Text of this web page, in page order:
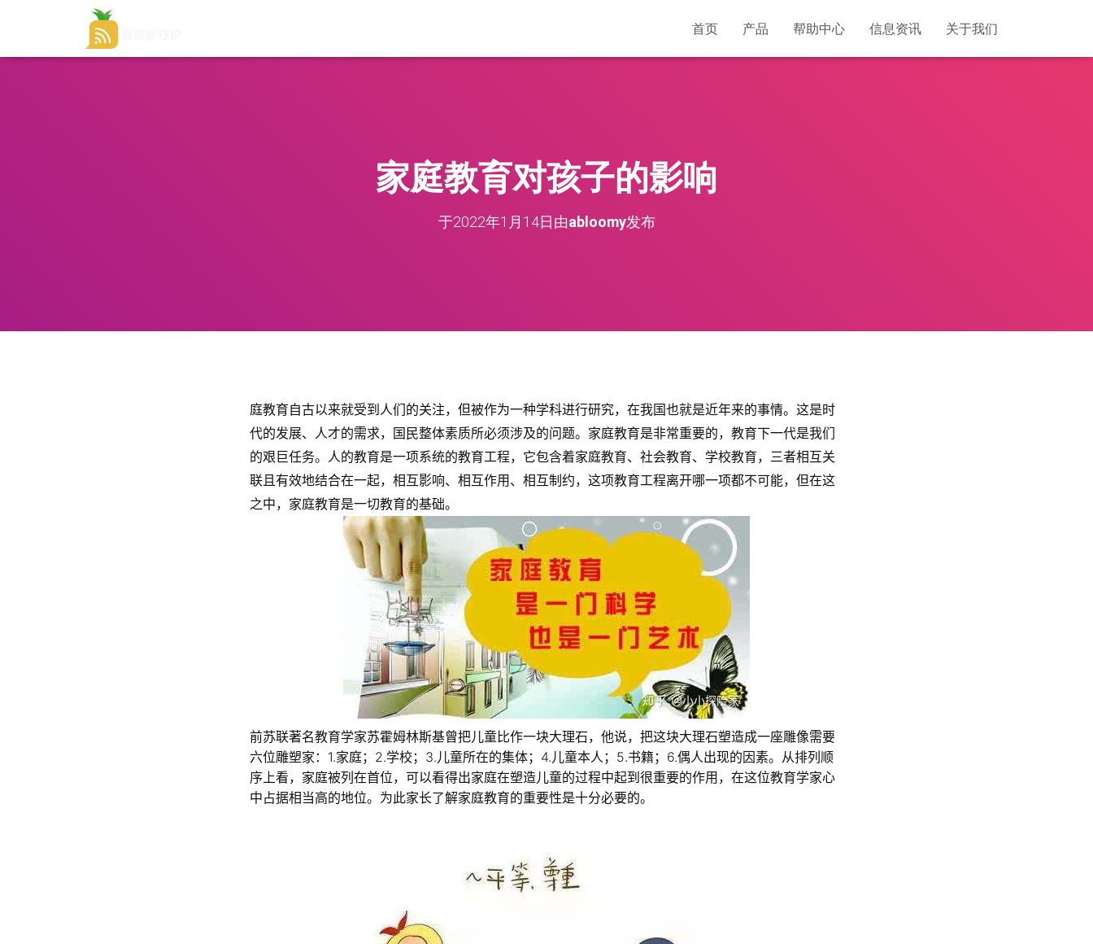
首页 产品 帮助中心 信息资讯 关于我们
家庭教育对孩子的影响
于2022年1月14日由abloomy发布
庭教育自古以来就受到人们的关注，但被作为一种学科进行研究，在我国也就是近年来的事情。这是时
代的发展、人才的需求，国民整体素质所必须涉及的问题。家庭教育是非常重要的，教育下一代是我们
的艰巨任务。人的教育是一项系统的教育工程，它包含着家庭教育、社会教育、学校教育，三者相互关
联且有效地结合在一起，相互影响、相互作用、相互制约，这项教育工程离开哪一项都不可能，但在这
之中，家庭教育是一切教育的基础。
前苏联著名教育学家苏霍姆林斯基曾把儿童比作一块大理石，他说，把这块大理石塑造成一座雕像需要
六位雕塑家：1.家庭；2.学校；3.儿童所在的集体；4.儿童本人；5.书籍；6.偶人出现的因素。从排列顺
序上看，家庭被列在首位，可以看得出家庭在塑造儿童的过程中起到很重要的作用，在这位教育学家心
中占据相当高的地位。为此家长了解家庭教育的重要性是十分必要的。